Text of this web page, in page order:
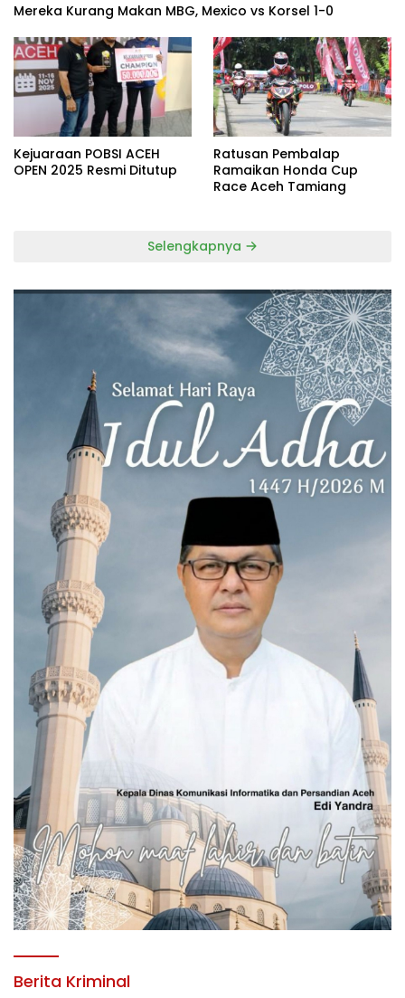
Mereka Kurang Makan MBG, Mexico vs Korsel 1-0
Kejuaraan POBSI ACEH
OPEN 2025 Resmi Ditutup
Ratusan Pembalap
Ramaikan Honda Cup
Race Aceh Tamiang
Selengkapnya
Berita Kriminal